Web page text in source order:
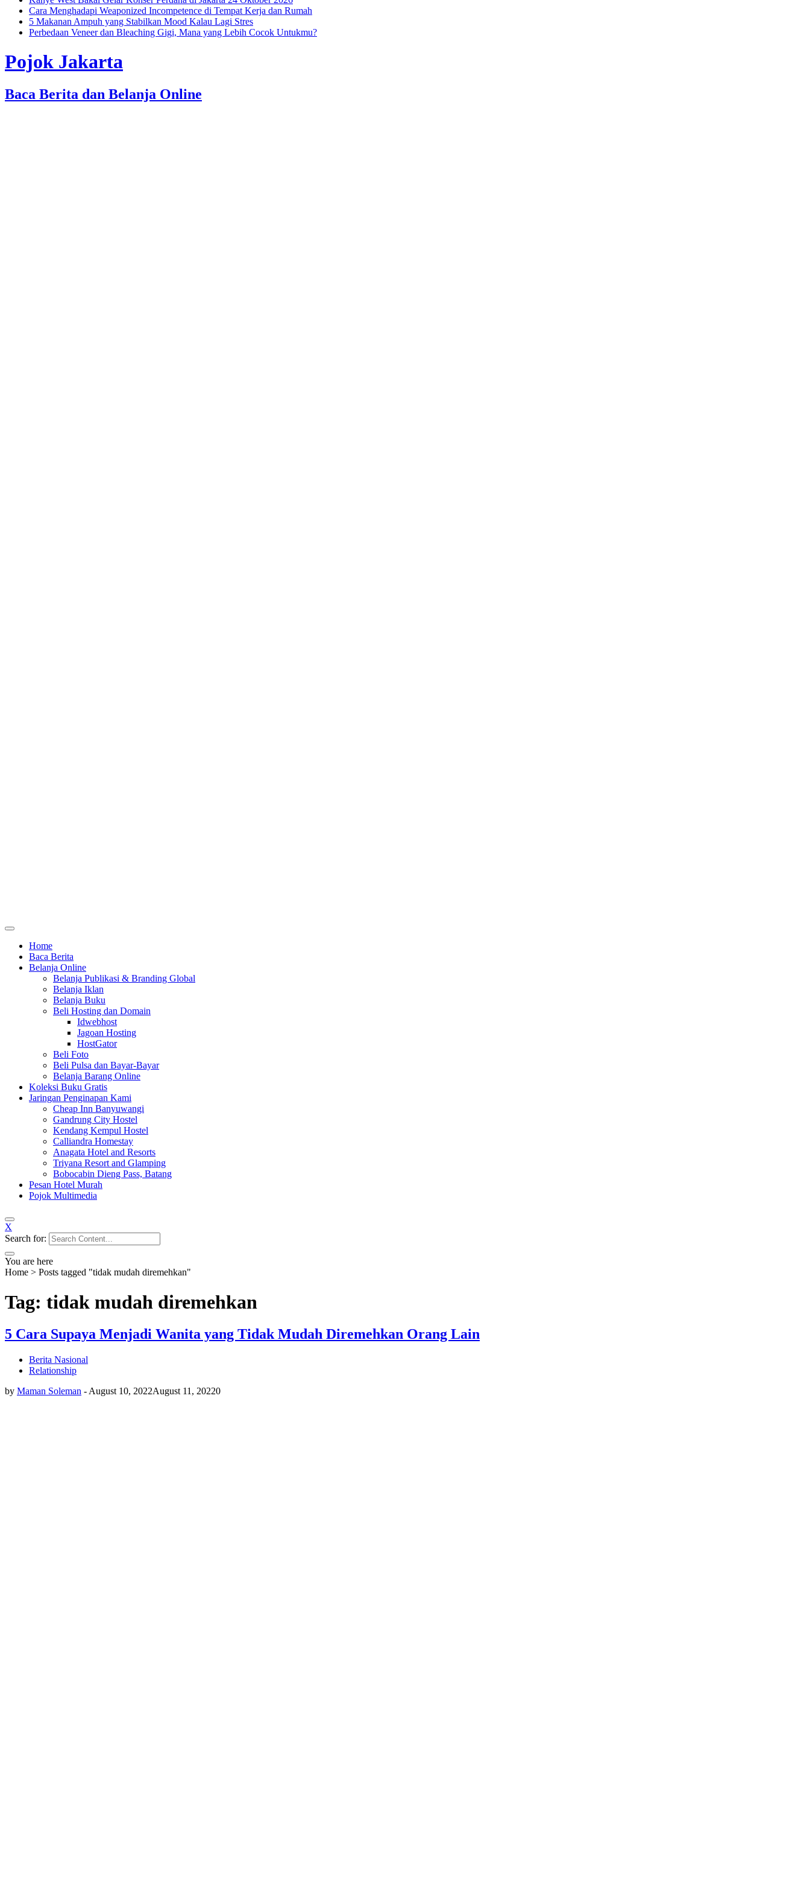
Cara Menghadapi Weaponized Incompetence di Tempat Kerja dan Rumah
5 Makanan Ampuh yang Stabilkan Mood Kalau Lagi Stres
Perbedaan Veneer dan Bleaching Gigi, Mana yang Lebih Cocok Untukmu?
Pojok Jakarta
Baca Berita dan Belanja Online
Home
Baca Berita
Belanja Online
Belanja Publikasi & Branding Global
Belanja Iklan
Belanja Buku
Beli Hosting dan Domain
Idwebhost
Jagoan Hosting
HostGator
Beli Foto
Beli Pulsa dan Bayar-Bayar
Belanja Barang Online
Koleksi Buku Gratis
Jaringan Penginapan Kami
Cheap Inn Banyuwangi
Gandrung City Hostel
Kendang Kempul Hostel
Calliandra Homestay
Anagata Hotel and Resorts
Triyana Resort and Glamping
Bobocabin Dieng Pass, Batang
Pesan Hotel Murah
Pojok Multimedia
X
Search for:
You are here
Home > Posts tagged "tidak mudah diremehkan"
Tag: tidak mudah diremehkan
5 Cara Supaya Menjadi Wanita yang Tidak Mudah Diremehkan Orang Lain
Berita Nasional
Relationship
by Maman Soleman - August 10, 2022August 11, 20220